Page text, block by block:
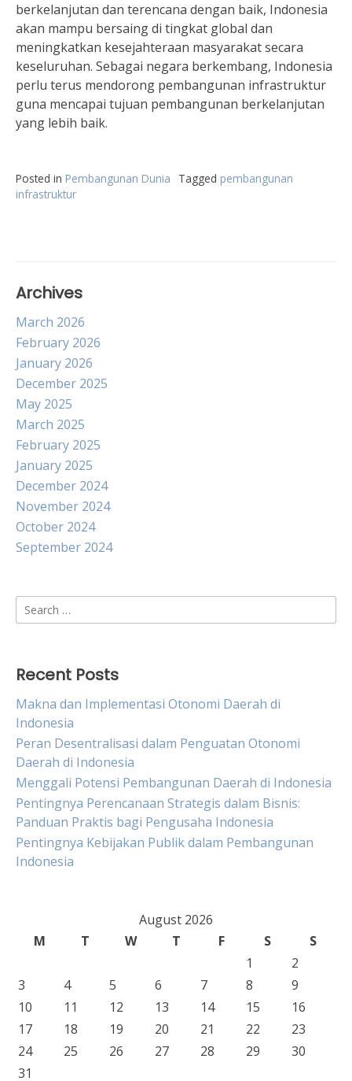
berkelanjutan dan terencana dengan baik, Indonesia
akan mampu bersaing di tingkat global dan
meningkatkan kesejahteraan masyarakat secara
keseluruhan. Sebagai negara berkembang, Indonesia
perlu terus mendorong pembangunan infrastruktur
guna mencapai tujuan pembangunan berkelanjutan
yang lebih baik.
Posted in Pembangunan Dunia Tagged pembangunan
infrastruktur
Archives
March 2026
February 2026
January 2026
December 2025
May 2025
March 2025
February 2025
January 2025
December 2024
November 2024
October 2024
September 2024
Search
for:
Recent Posts
Makna dan Implementasi Otonomi Daerah di
Indonesia
Peran Desentralisasi dalam Penguatan Otonomi
Daerah di Indonesia
Menggali Potensi Pembangunan Daerah di Indonesia
Pentingnya Perencanaan Strategis dalam Bisnis:
Panduan Praktis bagi Pengusaha Indonesia
Pentingnya Kebijakan Publik dalam Pembangunan
Indonesia
August 2026
M
T W T F S
S
1
2
3
4 5 6 7 8
9
10
11 12 13 14 15
16
17
18 19 20 21 22
23
24
25 26 27 28 29
30
31